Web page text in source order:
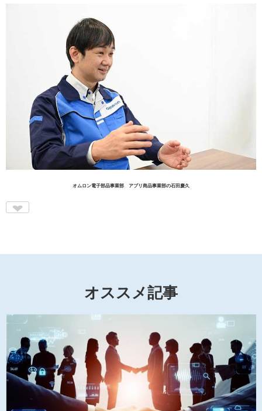
オムロン電子部品事業部 アプリ商品事業部の石田慶久
♥
オススメ記事